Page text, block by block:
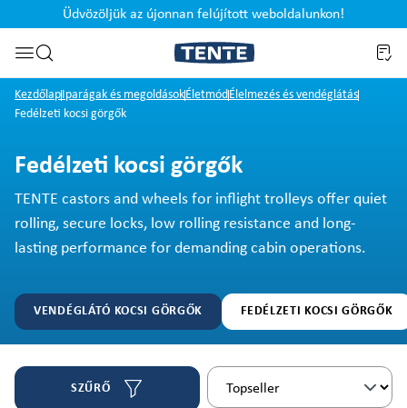
Ugrás a kereséshez
Üdvözöljük az újonnan felújított weboldalunkon!
KezdőlapIparágak és megoldásokÉletmódÉlelmezés és vendéglátás
Fedélzeti kocsi görgők
Fedélzeti kocsi görgők
TENTE castors and wheels for inflight trolleys offer quiet
rolling, secure locks, low rolling resistance and long-
lasting performance for demanding cabin operations.
VENDÉGLÁTÓ KOCSI GÖRGŐK FEDÉLZETI KOCSI GÖRGŐK
SZŰRŐ